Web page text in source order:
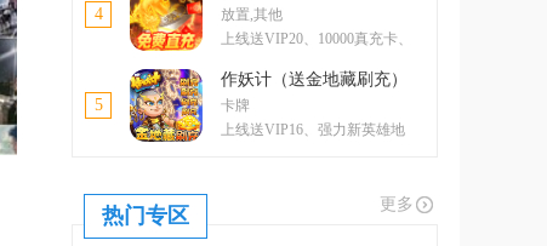
4
放置,其他
上线送VIP20、10000真充卡、
5
作妖计（送金地藏刷充）
卡牌
上线送VIP16、强力新英雄地
热门专区 更多